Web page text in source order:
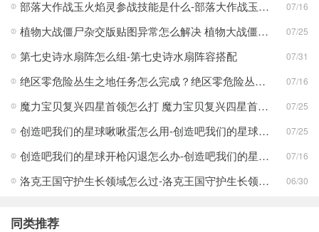
部落大作战玉火焰灵参战技能是什么-部落大作战玉火焰灵参战技能合集 07/16
植物大战僵尸杂交版贴图异常怎么解决 植物大战僵尸杂交版贴图异常教程 07/25
第七史诗水扇阵怎么组-第七史诗水扇阵容搭配 07/31
绝区零危险丛生之地任务怎么完成？绝区零危险丛生之地任务完成攻略 07/16
魔力宝贝复兴四星首领怎么打 魔力宝贝复兴四星首领打法合集 07/25
创造吧我们的星球啾啾蛋怎么用-创造吧我们的星球啾啾蛋使用攻略 07/25
创造吧我们的星球开枪闪退怎么办-创造吧我们的星球开枪闪退合集 07/16
洛克王国守护生长领域怎么过-洛克王国守护生长领域通关攻略 06/30
同类推荐